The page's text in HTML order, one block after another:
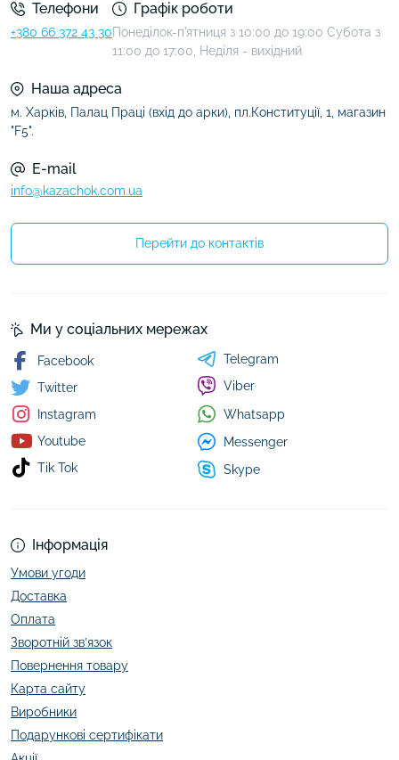
Телефони
+380 66 372 43 30
Графік роботи
Понеділок-п'ятниця з 10:00 до 19:00 Субота з
11:00 до 17:00, Неділя - вихідний
Наша адреса
м. Харків, Палац Праці (вхід до арки), пл.Конституції, 1, магазин
"F5".
E-mail
info@kazachok.com.ua
Перейти до контактів
Інформація
Умови угоди
Доставка
Оплата
Зворотній зв’язок
Повернення товару
Карта сайту
Виробники
Подарункові сертифікати
Ми у соціальних мережах
Facebook
Twitter
Instagram
Youtube
Tik Tok
Telegram
Viber
Whatsapp
Messenger
Skype